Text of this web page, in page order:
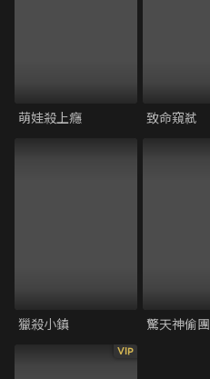
萌娃殺上癮 致命窺弒
獵殺小鎮 驚天神偷團
VIP